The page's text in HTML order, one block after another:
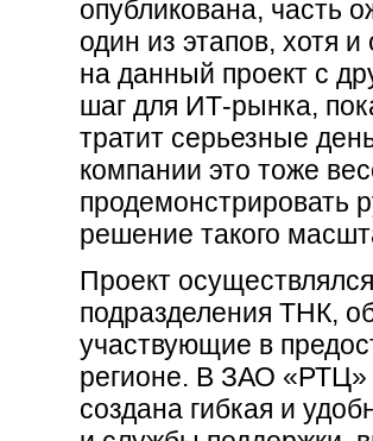
опубликована, часть
один из этапов, хотя
на данный проект с
шаг для ИТ-рынка,
тратит серьезные
компании это тоже
продемонстрировать
решение такого
Проект
подразделения ТНК,
участвующие в
регионе. В ЗАО «РТЦ»
создана гибкая и